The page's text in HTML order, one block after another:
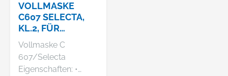
VOLLMASKE
C607 SELECTA,
KL.2, FÜR
SCHRAUBFILTER
EKASTU SAFETY
Vollmaske C
607/Selecta
Eigenschaften: •